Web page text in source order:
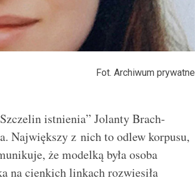
Fot. Archiwum prywatne
istnienia” Jolanty Brach-
Największy z nich to odlew korpusu,
że modelką była osoba
na cienkich linkach rozwiesiła